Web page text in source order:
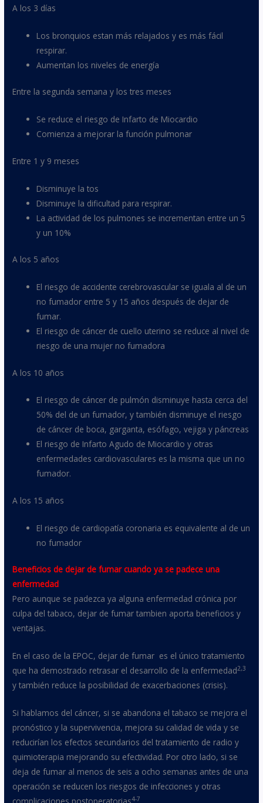
A los 3 días
Los bronquios estan más relajados y es más fácil
respirar.
Aumentan los niveles de energía
Entre la segunda semana y los tres meses
Se reduce el riesgo de Infarto de Miocardio
Comienza a mejorar la función pulmonar
Entre 1 y 9 meses
Disminuye la tos
Disminuye la dificultad para respirar.
La actividad de los pulmones se incrementan entre un 5
y un 10%
A los 5 años
El riesgo de accidente cerebrovascular se iguala al de un
no fumador entre 5 y 15 años después de dejar de
fumar.
El riesgo de cáncer de cuello uterino se reduce al nivel de
riesgo de una mujer no fumadora
A los 10 años
El riesgo de cáncer de pulmón disminuye hasta cerca del
50% del de un fumador, y también disminuye el riesgo
de cáncer de boca, garganta, esófago, vejiga y páncreas
El riesgo de Infarto Agudo de Miocardio y otras
enfermedades cardiovasculares es la misma que un no
fumador.
A los 15 años
El riesgo de cardiopatía coronaria es equivalente al de un
no fumador
Beneficios de dejar de fumar cuando ya se padece una
enfermedad
Pero aunque se padezca ya alguna enfermedad crónica por
culpa del tabaco, dejar de fumar tambien aporta beneficios y
ventajas.
En el caso de la EPOC, dejar de fumar es el único tratamiento
que ha demostrado retrasar el desarrollo de la enfermedad2,3
y también reduce la posibilidad de exacerbaciones (crisis).
Si hablamos del cáncer, si se abandona el tabaco se mejora el
pronóstico y la supervivencia, mejora su calidad de vida y se
reducirían los efectos secundarios del tratamiento de radio y
quimioterapia mejorando su efectividad. Por otro lado, si se
deja de fumar al menos de seis a ocho semanas antes de una
operación se reducen los riesgos de infecciones y otras
4-7